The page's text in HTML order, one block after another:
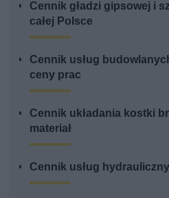
Cennik gładzi gipsowej i
całej Polsce
Cennik usług
ceny prac
Cennik układania kostki
materiał
Cennik usług